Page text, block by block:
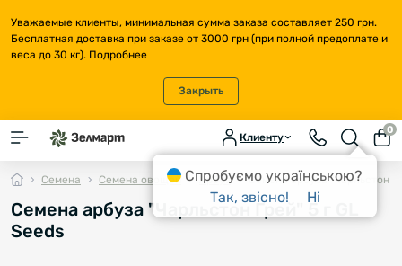
Уважаемые клиенты, минимальная сумма заказа составляет 250 грн.
Бесплатная доставка при заказе от 3000 грн (при полной предоплате и
веса до 30 кг). Подробнее
Закрыть
Клиенту
0
Семена Семена овощей Арбуз Семена арбуза "Чарльстон
Семена арбуза "Чарльстон Грей" 5 г GL
Seeds
Спробуємо українською?
Так, звісно!
Ні